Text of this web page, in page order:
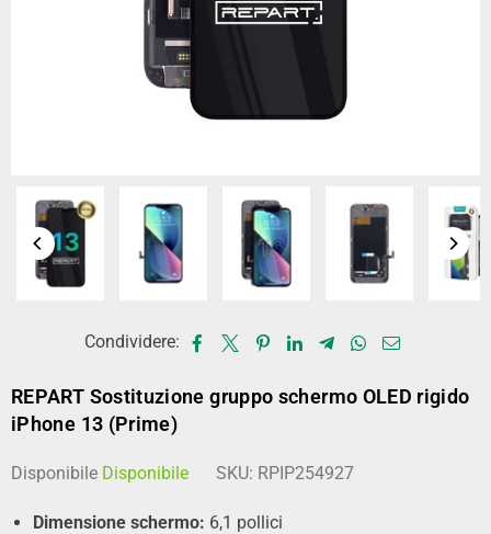
Condividere:
REPART Sostituzione gruppo schermo OLED rigido
iPhone 13 (Prime)
Disponibile Disponibile SKU: RPIP254927
Dimensione schermo: 6,1 pollici